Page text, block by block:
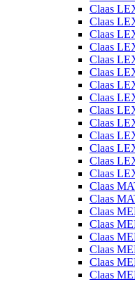
Claas
Claas
Claas
Claas
Claas
Claas
Claas
Claas
Claas
Claas
Claas
Claas
Claas
Claas
Claas
Claas
Claas
Claas
Claas
Claas
Claas
Claas